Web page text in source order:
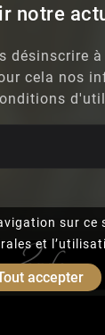
sur ce
et
accepter
notre
désinscrire
cela nos